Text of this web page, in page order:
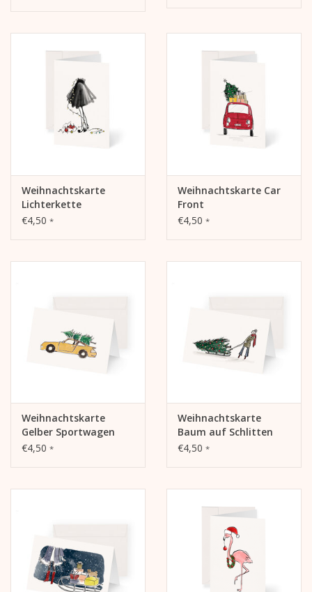
Weihnachtskarte
Lichterkette
€4,50 *
Weihnachtskarte Car
Front
€4,50 *
Weihnachtskarte
Gelber Sportwagen
€4,50 *
Weihnachtskarte
Baum auf Schlitten
€4,50 *